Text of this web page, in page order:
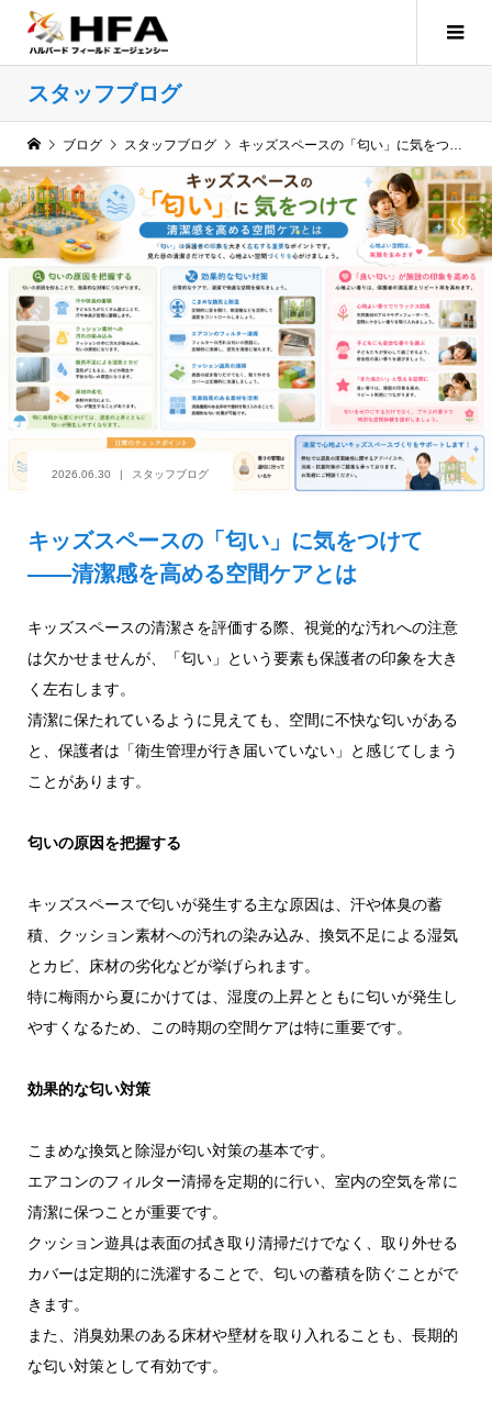
スタッフブログ
ブログ スタッフブログ キッズスペースの「匂い」に気をつけて——清潔感を高める空間ケアとは
2026.06.30 スタッフブログ
キッズスペースの「匂い」に気をつけて
——清潔感を高める空間ケアとは
キッズスペースの清潔さを評価する際、視覚的な汚れへの注意
は欠かせませんが、「匂い」という要素も保護者の印象を大き
く左右します。
清潔に保たれているように見えても、空間に不快な匂いがある
と、保護者は「衛生管理が行き届いていない」と感じてしまう
ことがあります。
匂いの原因を把握する
キッズスペースで匂いが発生する主な原因は、汗や体臭の蓄
積、クッション素材への汚れの染み込み、換気不足による湿気
とカビ、床材の劣化などが挙げられます。
特に梅雨から夏にかけては、湿度の上昇とともに匂いが発生し
やすくなるため、この時期の空間ケアは特に重要です。
効果的な匂い対策
こまめな換気と除湿が匂い対策の基本です。
エアコンのフィルター清掃を定期的に行い、室内の空気を常に
清潔に保つことが重要です。
クッション遊具は表面の拭き取り清掃だけでなく、取り外せる
カバーは定期的に洗濯することで、匂いの蓄積を防ぐことがで
きます。
また、消臭効果のある床材や壁材を取り入れることも、長期的
な匂い対策として有効です。